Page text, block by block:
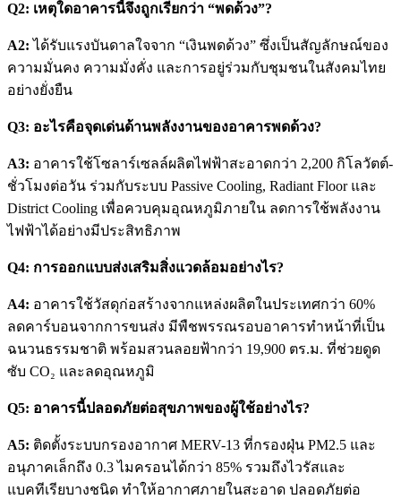
Q2: เหตุใดอาคารนี้จึงถูกเรียกว่า “พดด้วง”?
A2: ได้รับแรงบันดาลใจจาก “เงินพดด้วง” ซึ่งเป็นสัญลักษณ์ของ
ความมั่นคง ความมั่งคั่ง และการอยู่ร่วมกับชุมชนในสังคมไทย
อย่างยั่งยืน
Q3: อะไรคือจุดเด่นด้านพลังงานของอาคารพดด้วง?
A3: อาคารใช้โซลาร์เซลล์ผลิตไฟฟ้าสะอาดกว่า 2,200 กิโลวัตต์-
ชั่วโมงต่อวัน ร่วมกับระบบ Passive Cooling, Radiant Floor และ
District Cooling เพื่อควบคุมอุณหภูมิภายใน ลดการใช้พลังงาน
ไฟฟ้าได้อย่างมีประสิทธิภาพ
Q4: การออกแบบส่งเสริมสิ่งแวดล้อมอย่างไร?
A4: อาคารใช้วัสดุก่อสร้างจากแหล่งผลิตในประเทศกว่า 60%
ลดคาร์บอนจากการขนส่ง มีพืชพรรณรอบอาคารทำหน้าที่เป็น
ฉนวนธรรมชาติ พร้อมสวนลอยฟ้ากว่า 19,900 ตร.ม. ที่ช่วยดูด
ซับ CO₂ และลดอุณหภูมิ
Q5: อาคารนี้ปลอดภัยต่อสุขภาพของผู้ใช้อย่างไร?
A5: ติดตั้งระบบกรองอากาศ MERV-13 ที่กรองฝุ่น PM2.5 และ
อนุภาคเล็กถึง 0.3 ไมครอนได้กว่า 85% รวมถึงไวรัสและ
แบคทีเรียบางชนิด ทำให้อากาศภายในสะอาด ปลอดภัยต่อ